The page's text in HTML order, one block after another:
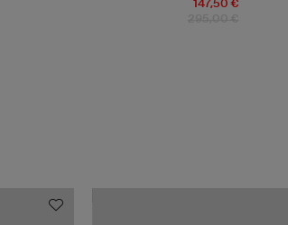
147,50 €